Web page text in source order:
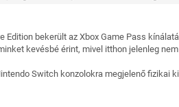
Edition bekerült az Xbox Game Pass
kevésbé érint, mivel itthon jelenleg
Switch konzolokra megjelenő